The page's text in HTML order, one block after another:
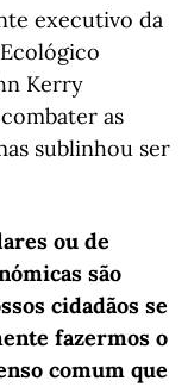
executivo da
Kerry
as
sublinhou ser
ou de
são
cidadãos se
fazermos o
comum que